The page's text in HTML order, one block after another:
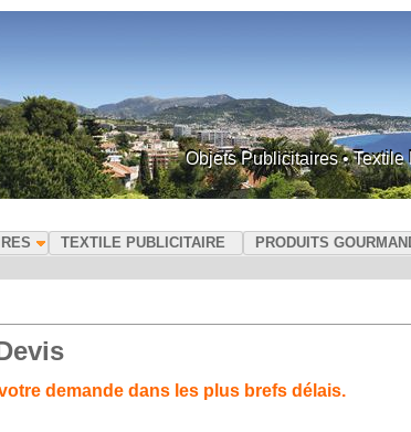
Objets Publicitaires •
TEXTILE PUBLICITAIRE PRODUITS
demande dans les plus brefs délais.